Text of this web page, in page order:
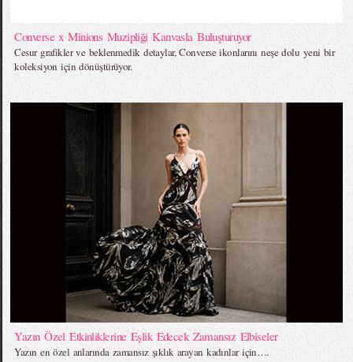
Converse x Minions Muzipliği Kanvasla Buluşturuyor
Cesur grafikler ve beklenmedik detaylar, Converse ikonlarını neşe dolu yeni bir
koleksiyon için dönüştürüyor.
Yazın Özel Etkinliklerine Eşlik Edecek Zamansız Elbiseler
Yazın en özel anlarında zamansız şıklık arayan kadınlar için….